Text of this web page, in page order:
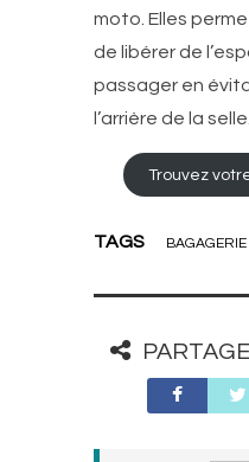
moto. Elles
de libérer de
passager en
l’arrière de la selle.
Trouvez
TAGS BAGAGERIE